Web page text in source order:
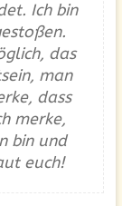
Ich bin
das
man
dass
merke,
bin und
euch!